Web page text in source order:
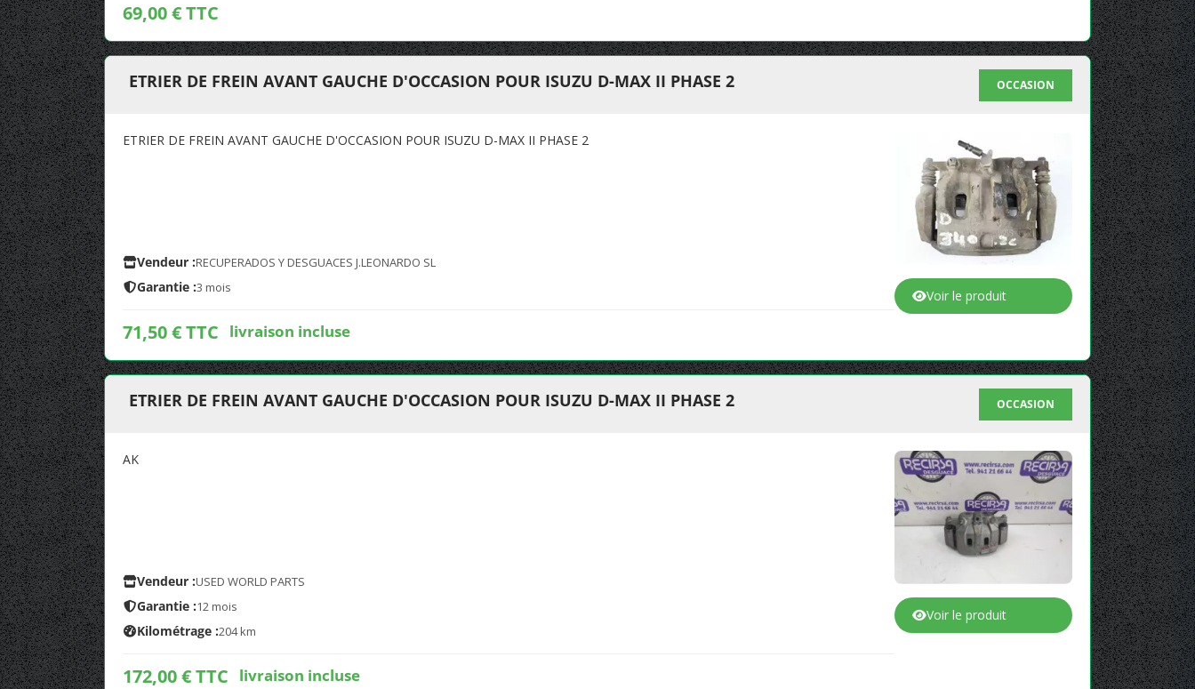
69,00 € TTC
ETRIER DE FREIN AVANT GAUCHE D'OCCASION POUR ISUZU D-MAX II PHASE 2 OCCASION
ETRIER DE FREIN AVANT GAUCHE D'OCCASION POUR ISUZU D-MAX II PHASE 2
Vendeur :RECUPERADOS Y DESGUACES J.LEONARDO SL
Garantie :3 mois
71,50 € TTC livraison incluse
Voir le produit
ETRIER DE FREIN AVANT GAUCHE D'OCCASION POUR ISUZU D-MAX II PHASE 2 OCCASION
AK
Vendeur :USED WORLD PARTS
Garantie :12 mois
Kilométrage :204 km
172,00 € TTC livraison incluse
Voir le produit